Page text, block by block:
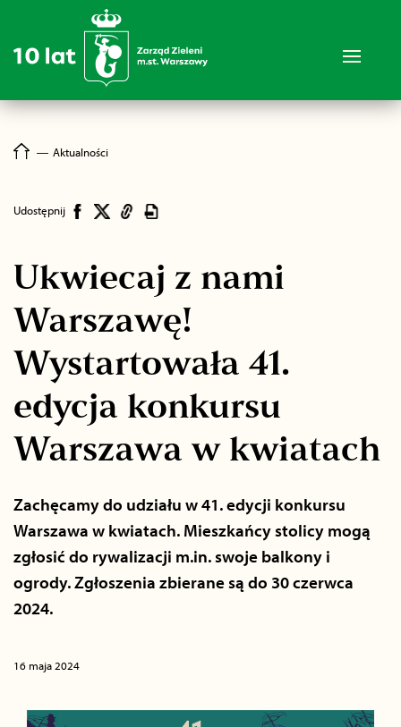
― Aktualności
Udostępnij
Ukwiecaj z nami
Warszawę!
Wystartowała 41.
edycja konkursu
Warszawa w kwiatach
Zachęcamy do udziału w 41. edycji konkursu
Warszawa w kwiatach. Mieszkańcy stolicy mogą
zgłosić do rywalizacji m.in. swoje balkony i
ogrody. Zgłoszenia zbierane są do 30 czerwca
2024.
16 maja 2024